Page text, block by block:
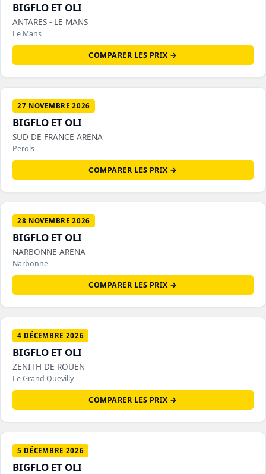
BIGFLO ET OLI
ANTARES - LE MANS
Le Mans
COMPARER LES PRIX →
27 NOVEMBRE 2026
BIGFLO ET OLI
SUD DE FRANCE ARENA
Perols
COMPARER LES PRIX →
28 NOVEMBRE 2026
BIGFLO ET OLI
NARBONNE ARENA
Narbonne
COMPARER LES PRIX →
4 DÉCEMBRE 2026
BIGFLO ET OLI
ZENITH DE ROUEN
Le Grand Quevilly
COMPARER LES PRIX →
5 DÉCEMBRE 2026
BIGFLO ET OLI